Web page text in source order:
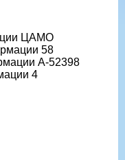
ЦАМО
58
A-52398
4